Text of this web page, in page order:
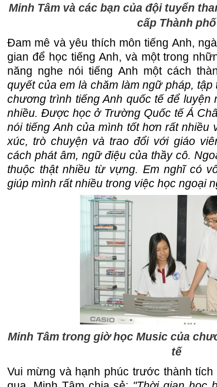
Minh Tâm và các bạn của đội tuyển
cấp Thành phố
Đam mê và yêu thích môn tiếng Anh,
gian để học tiếng Anh, và một trong
năng nghe nói tiếng Anh một cách
quyết của em là chăm làm ngữ pháp,
chương trình tiếng Anh quốc tế để luyện
nhiều. Được học ở Trường Quốc tế Á
nói tiếng Anh của mình tốt hơn rất
xúc, trò chuyện và trao đổi với giáo
cách phát âm, ngữ điệu của thầy cô.
thuộc thật nhiều từ vựng. Em nghĩ có
giúp mình rất nhiều trong việc học ngoại
Minh Tâm trong giờ học Music của
tế
Vui mừng và hạnh phúc trước thành